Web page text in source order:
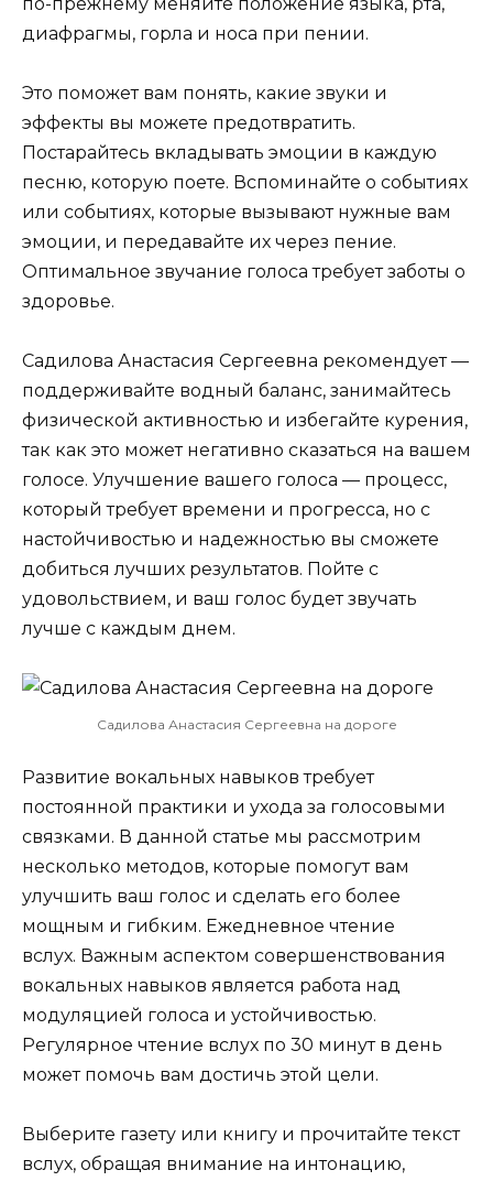
диафрагмы, горла и носа при пении.
Это поможет вам понять, какие звуки и
эффекты вы можете предотвратить.
Постарайтесь вкладывать эмоции в каждую
песню, которую поете. Вспоминайте о событиях
или событиях, которые вызывают нужные вам
эмоции, и передавайте их через пение.
Оптимальное звучание голоса требует заботы о
здоровье.
Садилова Анастасия Сергеевна рекомендует —
поддерживайте водный баланс, занимайтесь
физической активностью и избегайте курения,
так как это может негативно сказаться на вашем
голосе. Улучшение вашего голоса — процесс,
который требует времени и прогресса, но с
настойчивостью и надежностью вы сможете
добиться лучших результатов. Пойте с
удовольствием, и ваш голос будет звучать
лучше с каждым днем.
Садилова Анастасия Сергеевна на дороге
Развитие вокальных навыков требует
постоянной практики и ухода за голосовыми
связками. В данной статье мы рассмотрим
несколько методов, которые помогут вам
улучшить ваш голос и сделать его более
мощным и гибким. Ежедневное чтение
вслух. Важным аспектом совершенствования
вокальных навыков является работа над
модуляцией голоса и устойчивостью.
Регулярное чтение вслух по 30 минут в день
может помочь вам достичь этой цели.
Выберите газету или книгу и прочитайте текст
вслух, обращая внимание на интонацию,